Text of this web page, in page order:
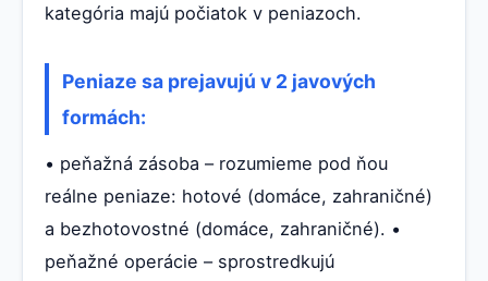
kategória majú počiatok v peniazoch.
Peniaze sa prejavujú v 2 javových
formách:
• peňažná zásoba – rozumieme pod ňou
reálne peniaze: hotové (domáce, zahraničné)
a bezhotovostné (domáce, zahraničné). •
peňažné operácie – sprostredkujú